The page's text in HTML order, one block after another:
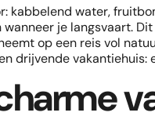
Land van Maas en Waal
De Linge
kabbelend water,
wanneer je langsvaart.
op een reis vol
drijvende vakantiehuis: